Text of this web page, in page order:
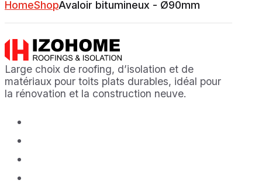
HomeShopAvaloir bitumineux - Ø90mm
Large choix de roofing, d’isolation et de
matériaux pour toits plats durables, idéal pour
la rénovation et la construction neuve.